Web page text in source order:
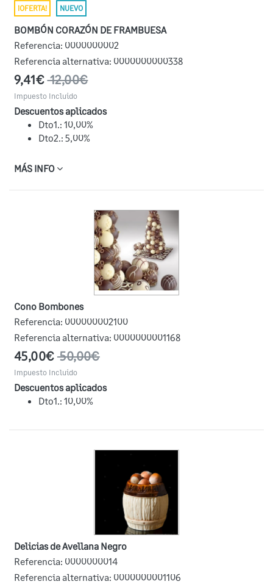
¡OFERTA! NUEVO
BOMBÓN CORAZÓN DE FRAMBUESA
Referencia: 0000000002
Referencia alternativa: 0000000000338
9,41€12,00€
Impuesto Incluido
Descuentos aplicados
Dto1.: 10,00%
Dto2.: 5,00%
MÁS INFO
Cono Bombones
Referencia: 000000002100
Referencia alternativa: 0000000001168
45,00€ 50,00€
Impuesto Incluido
Descuentos aplicados
Dto1.: 10,00%
Delicias de Avellana Negro
Referencia: 0000000014
Referencia alternativa: 0000000001106